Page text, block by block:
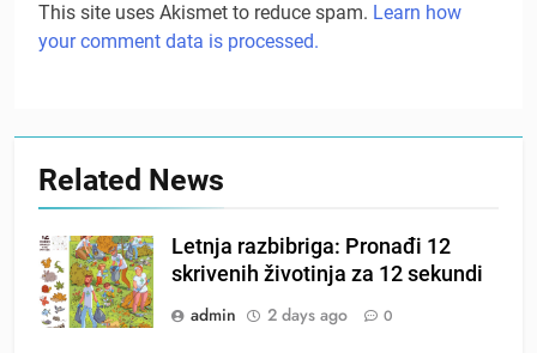
This site uses Akismet to reduce spam. Learn how
your comment data is processed.
Related News
Letnja razbibriga: Pronađi 12
skrivenih životinja za 12 sekundi
admin
2 days ago 0